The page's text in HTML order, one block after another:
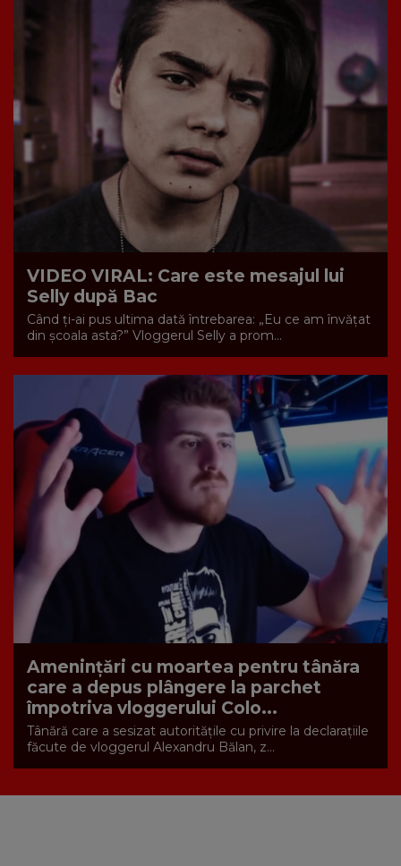
VIDEO VIRAL: Care este mesajul lui
Selly după Bac
Când ți-ai pus ultima dată întrebarea: „Eu ce am învățat
din școala asta?” Vloggerul Selly a prom...
Amenințări cu moartea pentru tânăra
care a depus plângere la parchet
împotriva vloggerului Colo...
Tânără care a sesizat autorităţile cu privire la declaraţiile
făcute de vloggerul Alexandru Bălan, z...